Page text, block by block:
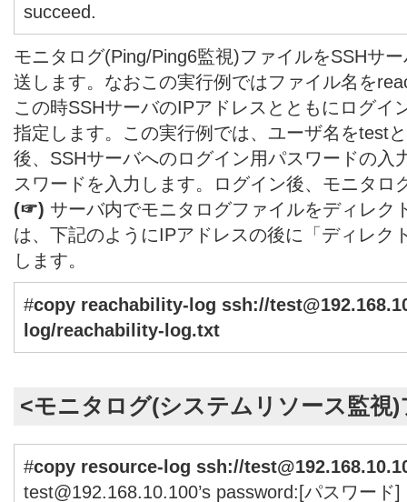
succeed.
モニタログ(Ping/Ping6監視)ファイルをSSHサ
送します。なおこの実行例ではファイル名を
この時SSHサーバのIPアドレスとともにログイ
指定します。この実行例では、ユーザ名をtest
後、SSHサーバへのログイン用パスワードの入
スワードを入力します。ログイン後、モニタロ
(☞) サーバ内でモニタログファイルをディレク
は、下記のようにIPアドレスの後に「ディレク
します。
#copy reachability-log ssh://
log/reachability-log.txt
<モニタログ(システムリソース監視
#copy resource-log ssh://
test@192.168.10.100’s password:[パスワード]